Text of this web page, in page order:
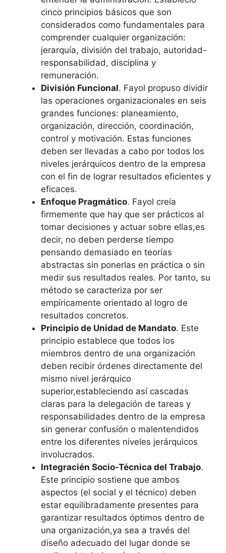
cinco principios básicos que son
considerados como fundamentales para
comprender cualquier organización:
jerarquía, división del trabajo, autoridad-
responsabilidad, disciplina y
remuneración.
División Funcional. Fayol propuso dividir
las operaciones organizacionales en seis
grandes funciones: planeamiento,
organización, dirección, coordinación,
control y motivación. Estas funciones
deben ser llevadas a cabo por todos los
niveles jerárquicos dentro de la empresa
con el fin de lograr resultados eficientes y
eficaces.
Enfoque Pragmático. Fayol creía
firmemente que hay que ser prácticos al
tomar decisiones y actuar sobre ellas,es
decir, no deben perderse tiempo
pensando demasiado en teorías
abstractas sin ponerlas en práctica o sin
medir sus resultados reales. Por tanto, su
método se caracteriza por ser
empíricamente orientado al logro de
resultados concretos.
Principio de Unidad de Mandato. Este
principio establece que todos los
miembros dentro de una organización
deben recibir órdenes directamente del
mismo nivel jerárquico
superior,estableciendo así cascadas
claras para la delegación de tareas y
responsabilidades dentro de la empresa
sin generar confusión o malentendidos
entre los diferentes niveles jerárquicos
involucrados.
Integracién Socio-Técnica del Trabajo.
Este principio sostiene que ambos
aspectos (el social y el técnico) deben
estar equilibradamente presentes para
garantizar resultados óptimos dentro de
una organización,ya sea a través del
diseño adecuado del lugar donde se